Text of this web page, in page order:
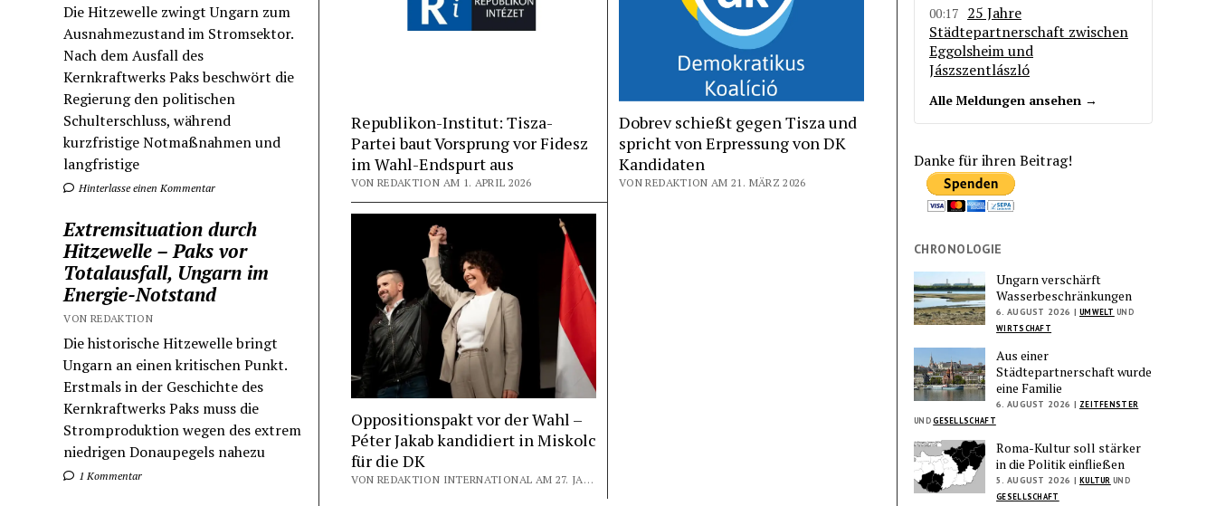
Die Hitzewelle zwingt Ungarn zum
Ausnahmezustand im Stromsektor.
Nach dem Ausfall des
Kernkraftwerks Paks beschwört die
Regierung den politischen
Schulterschluss, während
kurzfristige Notmaßnahmen und
langfristige
Hinterlasse einen Kommentar
Extremsituation durch
Hitzewelle – Paks vor
Totalausfall, Ungarn im
Energie-Notstand
VON REDAKTION
Die historische Hitzewelle bringt
Ungarn an einen kritischen Punkt.
Erstmals in der Geschichte des
Kernkraftwerks Paks muss die
Stromproduktion wegen des extrem
niedrigen Donaupegels nahezu
1 Kommentar
Republikon-Institut: Tisza-
Partei baut Vorsprung vor Fidesz
im Wahl-Endspurt aus
VON REDAKTION AM 1. APRIL 2026
Dobrev schießt gegen Tisza und
spricht von Erpressung von DK
Kandidaten
VON REDAKTION AM 21. MÄRZ 2026
Oppositionspakt vor der Wahl –
Péter Jakab kandidiert in Miskolc
für die DK
VON REDAKTION INTERNATIONAL AM 27. JANUAR 2026
00:17
25 Jahre
Städtepartnerschaft zwischen
Eggolsheim und
Jászszentlászló
Alle Meldungen ansehen →
Danke für ihren Beitrag!
CHRONOLOGIE
Ungarn verschärft
Wasserbeschränkungen
6. AUGUST 2026 | UMWELT UND
WIRTSCHAFT
Aus einer
Städtepartnerschaft wurde
eine Familie
6. AUGUST 2026 | ZEITFENSTER
UNDGESELLSCHAFT
Roma-Kultur soll stärker
in die Politik einfließen
5. AUGUST 2026 | KULTUR UND
GESELLSCHAFT